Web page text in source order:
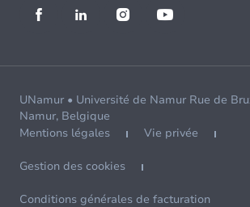
UNamur • Université de Namur Rue de
Namur, Belgique
Mentions légales
Vie privée
Gestion des cookies
Conditions générales de facturation